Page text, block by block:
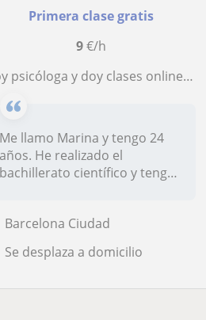
Primera clase gratis
9€/h
psicóloga y doy clases online de repaso general
Me llamo Marina y tengo 24
años. He realizado el
bachillerato científico y tengo
Barcelona Ciudad
Se desplaza a domicilio